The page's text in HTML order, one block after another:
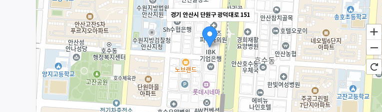
경기 안산시 단원구 광덕대로 151